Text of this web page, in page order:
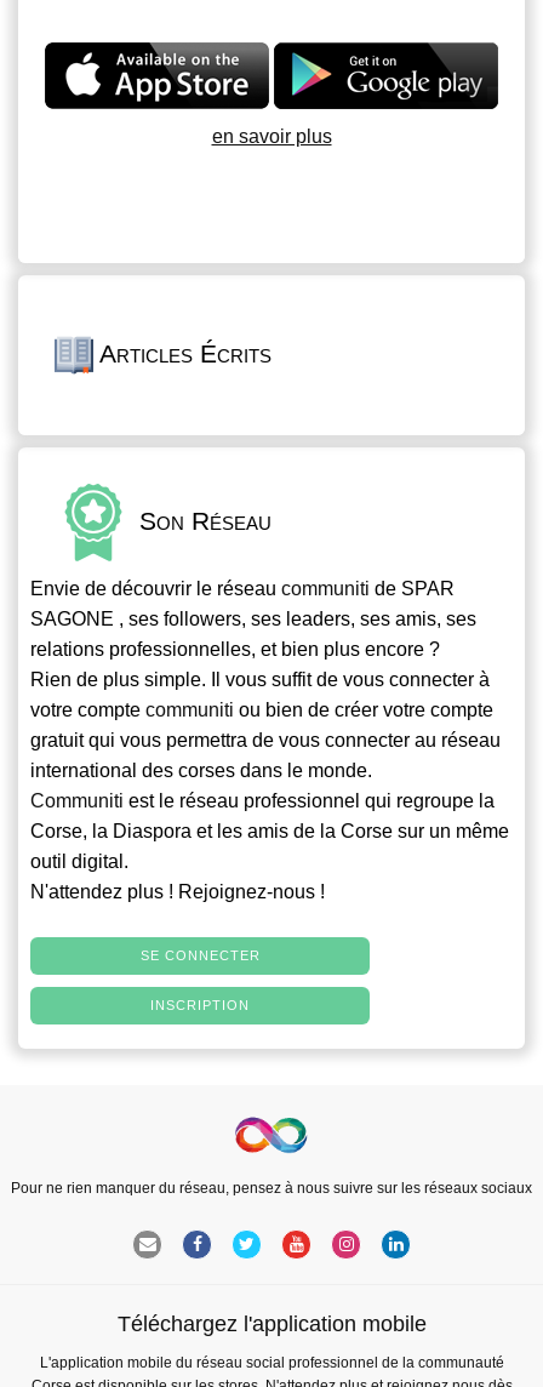
en savoir plus
Articles Écrits
Son Réseau
Envie de découvrir le réseau communiti de SPAR
SAGONE , ses followers, ses leaders, ses amis, ses
relations professionnelles, et bien plus encore ?
Rien de plus simple. Il vous suffit de vous connecter à
votre compte communiti ou bien de créer votre compte
gratuit qui vous permettra de vous connecter au réseau
international des corses dans le monde.
Communiti est le réseau professionnel qui regroupe la
Corse, la Diaspora et les amis de la Corse sur un même
outil digital.
N'attendez plus ! Rejoignez-nous !
SE CONNECTER
INSCRIPTION
Pour ne rien manquer du réseau, pensez à nous suivre sur les réseaux sociaux
Téléchargez l'application mobile
L'application mobile du réseau social professionnel de la communauté